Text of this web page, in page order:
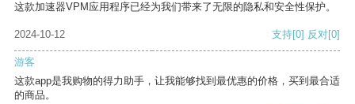
这款加速器VPM应用程序已经为我们带来了无限的隐私和安全性保护。
2024-10-12 支持[0] 反对[0]
游客
这款app是我购物的得力助手，让我能够找到最优惠的价格，买到最合适
的商品。